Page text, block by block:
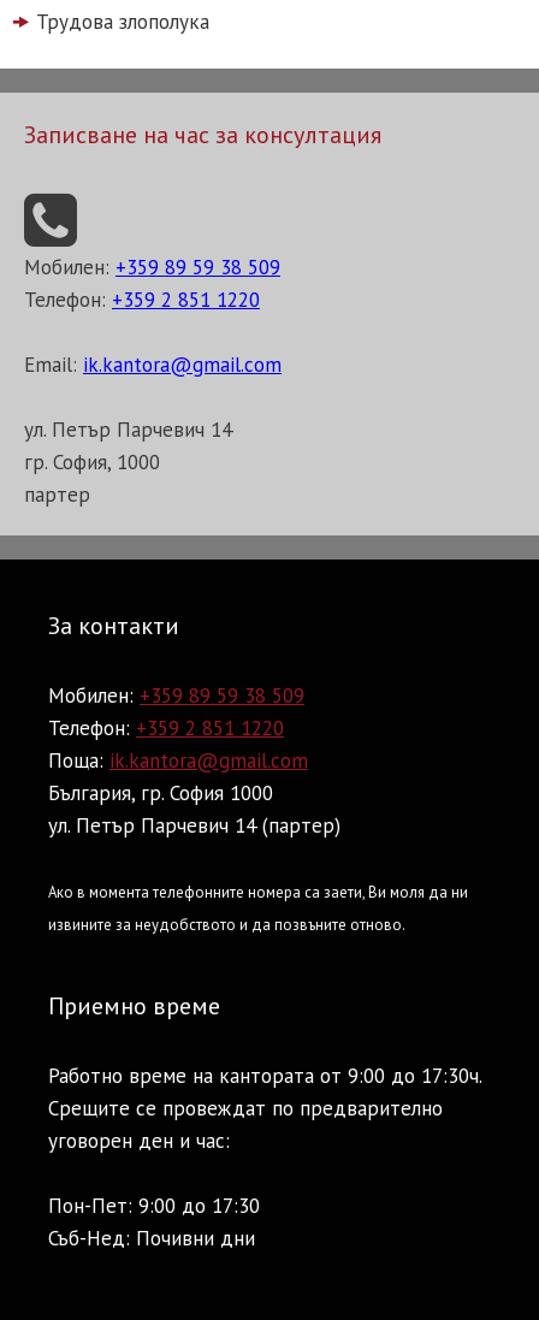
Трудова злополука
Записване на час за консултация
Мобилен: +359 89 59 38 509
Телефон: +359 2 851 1220
Email: ik.kantora@gmail.com
ул. Петър Парчевич 14
гр. София, 1000
партер
За контакти
Мобилен: +359 89 59 38 509
Телефон: +359 2 851 1220
Поща: ik.kantora@gmail.com
България, гр. София 1000
ул. Петър Парчевич 14 (партер)
Ако в момента телефонните номера са заети, Ви моля да ни
извините за неудобството и да позвъните отново.
Приемно време
Работно време на кантората от 9:00 до 17:30ч.
Срещите се провеждат по предварително
уговорен ден и час:
Пон-Пет: 9:00 до 17:30
Съб-Нед: Почивни дни